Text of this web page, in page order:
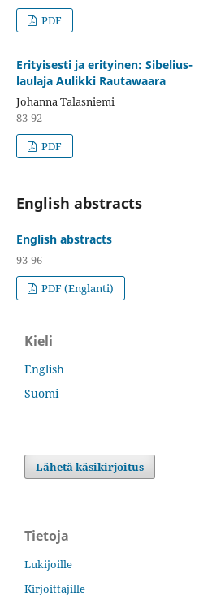
PDF
Erityisesti ja erityinen: Sibelius-
laulaja Aulikki Rautawaara
Johanna Talasniemi
83-92
PDF
English abstracts
English abstracts
93-96
PDF (Englanti)
Kieli
English
Suomi
Lähetä käsikirjoitus
Tietoja
Lukijoille
Kirjoittajille